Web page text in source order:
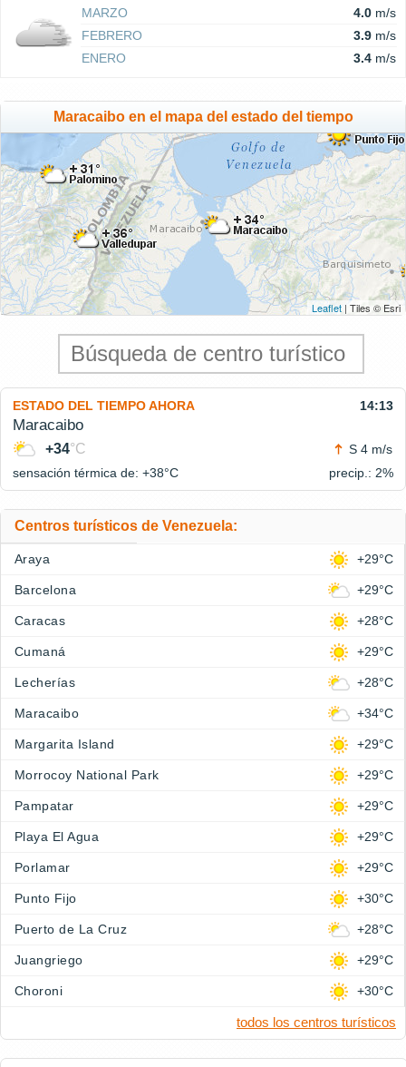
MARZO 4.0 m/s
FEBRERO
3.9 m/s
ENERO
3.4 m/s
Maracaibo en el mapa del estado del tiempo
Leaflet | Tiles © Esri
ESTADO DEL TIEMPO AHORA 14:13
Maracaibo
+34°C
S 4 m/s
sensación térmica de: +38°C precip.: 2%
Centros turísticos de Venezuela:
Araya +29°C
Barcelona +29°C
Caracas +28°C
Cumaná +29°C
Lecherías +28°C
Maracaibo +34°C
Margarita Island +29°C
Morrocoy National Park +29°C
Pampatar +29°C
Playa El Agua +29°C
Porlamar +29°C
Punto Fijo +30°C
Puerto de La Cruz +28°C
Juangriego +29°C
Choroni +30°C
todos los centros turísticos